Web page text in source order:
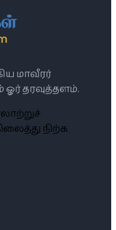
மாவீரர்
தரவுத்தளம்.
நிற்க